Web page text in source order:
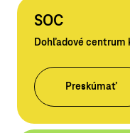
SOC
Dohľadové centrum
Preskúmať